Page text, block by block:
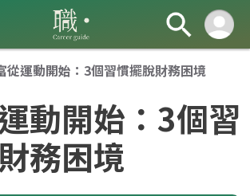
從運動開始：3個習慣擺脫財務困境
動開始：3個習
務困境